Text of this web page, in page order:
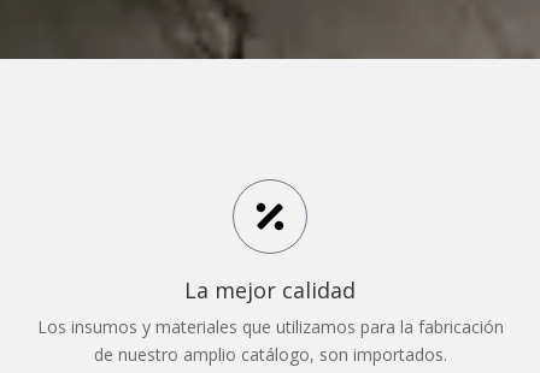
La mejor calidad
Los insumos y materiales que utilizamos para la fabricación
de nuestro amplio catálogo, son importados.